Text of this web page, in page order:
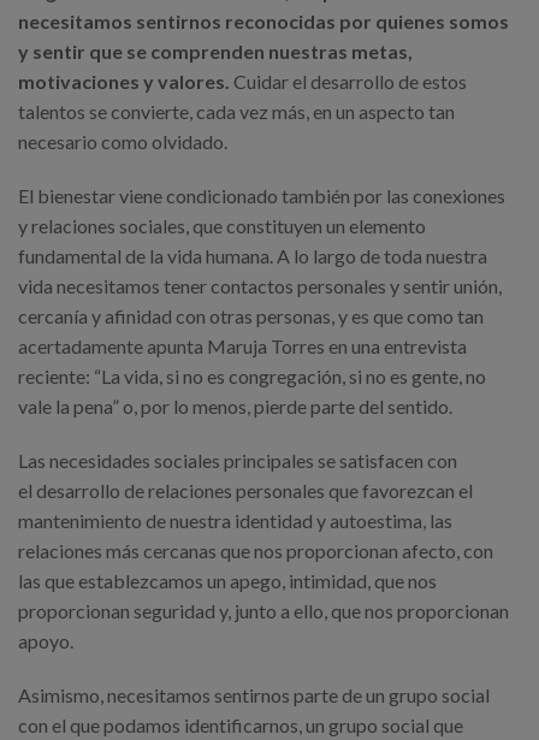
necesitamos sentirnos reconocidas por quienes somos
y sentir que se comprenden nuestras metas,
motivaciones y valores. Cuidar el desarrollo de estos
talentos se convierte, cada vez más, en un aspecto tan
necesario como olvidado.
El bienestar viene condicionado también por las conexiones
y relaciones sociales, que constituyen un elemento
fundamental de la vida humana. A lo largo de toda nuestra
vida necesitamos tener contactos personales y sentir unión,
cercanía y afinidad con otras personas, y es que como tan
acertadamente apunta Maruja Torres en una entrevista
reciente: “La vida, si no es congregación, si no es gente, no
vale la pena” o, por lo menos, pierde parte del sentido.
Las necesidades sociales principales se satisfacen con
el desarrollo de relaciones personales que favorezcan el
mantenimiento de nuestra identidad y autoestima, las
relaciones más cercanas que nos proporcionan afecto, con
las que establezcamos un apego, intimidad, que nos
proporcionan seguridad y, junto a ello, que nos proporcionan
apoyo.
Asimismo, necesitamos sentirnos parte de un grupo social
con el que podamos identificarnos, un grupo social que